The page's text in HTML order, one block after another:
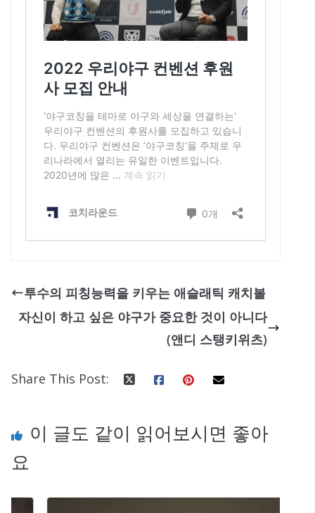
투수의 피칭능력을 키우는 애슬래틱 캐치볼
자신이 하고 싶은 야구가 중요한 것이 아니다
(앤디 스탱키위츠)
Share This Post:
이 글도 같이 읽어보시면 좋아
요